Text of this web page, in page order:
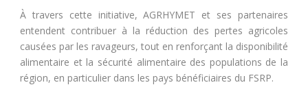
À travers cette initiative, AGRHYMET et ses partenaires
entendent contribuer à la réduction des pertes agricoles
causées par les ravageurs, tout en renforçant la disponibilité
alimentaire et la sécurité alimentaire des populations de la
région, en particulier dans les pays bénéficiaires du FSRP.